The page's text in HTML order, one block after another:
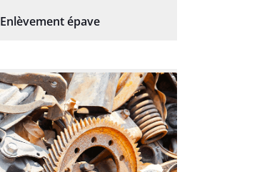
Enlèvement épave